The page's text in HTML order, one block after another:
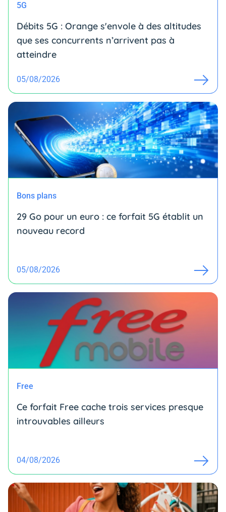
5G
Débits 5G : Orange s'envole à des altitudes
que ses concurrents n’arrivent pas à
atteindre
05/08/2026
Bons plans
29 Go pour un euro : ce forfait 5G établit un
nouveau record
05/08/2026
Free
Ce forfait Free cache trois services presque
introuvables ailleurs
04/08/2026